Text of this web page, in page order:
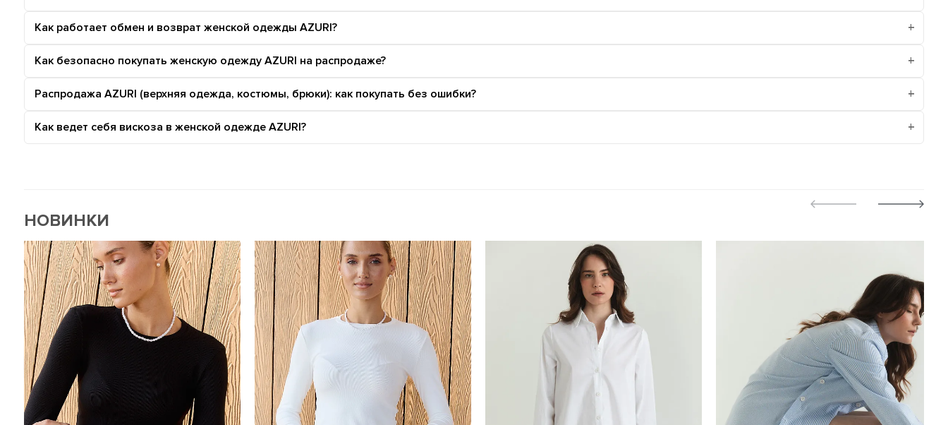
Как работает обмен и возврат женской одежды AZURI?
Как безопасно покупать женскую одежду AZURI на распродаже?
Распродажа AZURI (верхняя одежда, костюмы, брюки): как покупать без ошибки?
Как ведет себя вискоза в женской одежде AZURI?
НОВИНКИ